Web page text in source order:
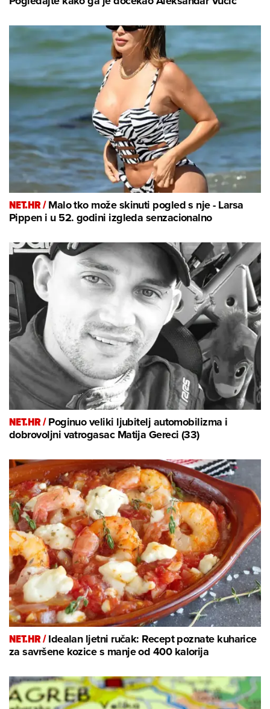
NET.HR /Malo tko može skinuti pogled s nje - Larsa
Pippen i u 52. godini izgleda senzacionalno
NET.HR /Poginuo veliki ljubitelj automobilizma i
dobrovoljni vatrogasac Matija Gereci (33)
NET.HR /Idealan ljetni ručak: Recept poznate kuharice
za savršene kozice s manje od 400 kalorija